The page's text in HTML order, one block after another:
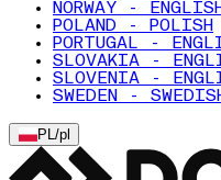
NORWAY - ENGLISH
POLAND - POLISH
PORTUGAL -
SLOVAKIA -
SLOVENIA -
SWEDEN -
PL/pl